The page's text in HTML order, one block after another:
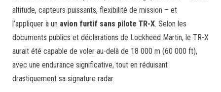
altitude, capteurs puissants, flexibilité de mission – et
l’appliquer à un avion furtif sans pilote TR-X. Selon les
documents publics et déclarations de Lockheed Martin, le TR-X
aurait été capable de voler au-delà de 18 000 m (60 000 ft),
avec une endurance significative, tout en réduisant
drastiquement sa signature radar.